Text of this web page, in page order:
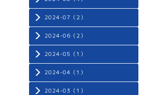
2024-07（2）
2024-06（2）
2024-05（1）
2024-04（1）
2024-03（1）